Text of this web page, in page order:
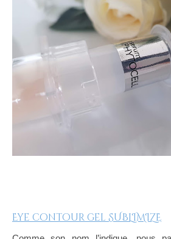
Eye contour gel SUBLIMIZE